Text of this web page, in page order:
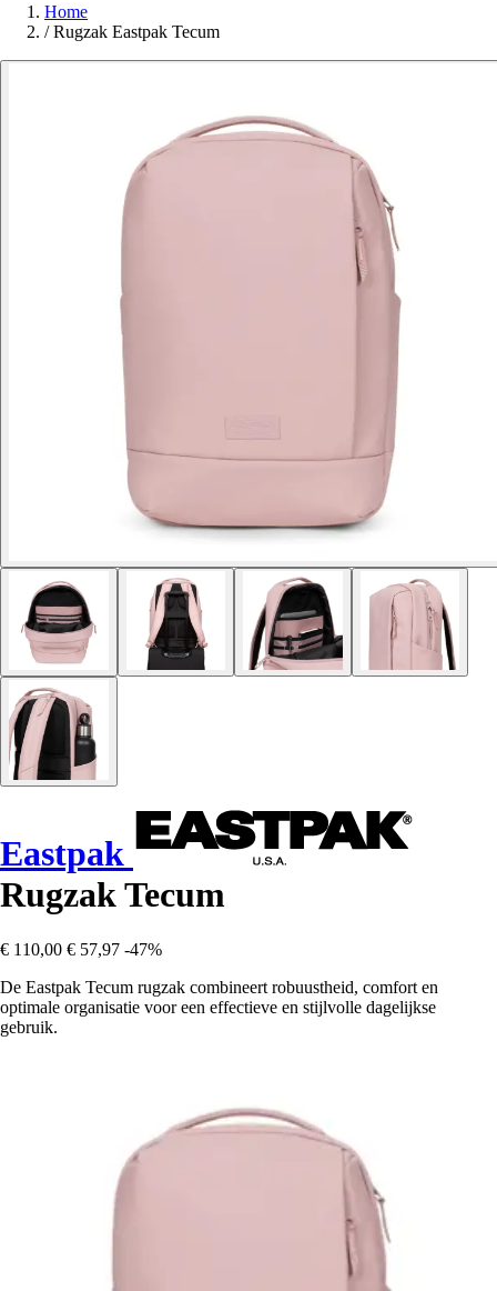
Home
/ Rugzak Eastpak Tecum
Eastpak
Rugzak Tecum
€ 110,00 € 57,97 -47%
De Eastpak Tecum rugzak combineert robuustheid, comfort en
optimale organisatie voor een effectieve en stijlvolle dagelijkse
gebruik.